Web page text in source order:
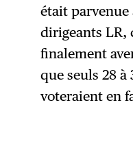
était parvenue
dirigeants LR,
finalement
que seuls 28 à
voteraient en